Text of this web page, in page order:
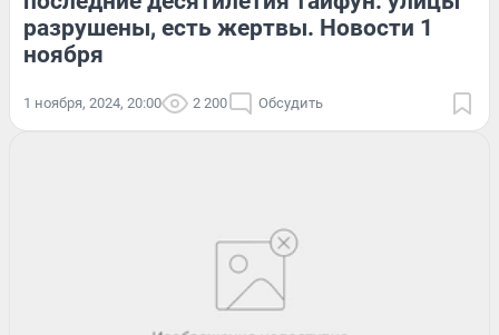
разрушены, есть жертвы. Новости 1
ноября
1 ноября, 2024, 20:00 2 200 Обсудить